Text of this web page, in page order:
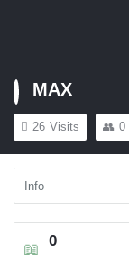
MAX
26 Visits 0
0